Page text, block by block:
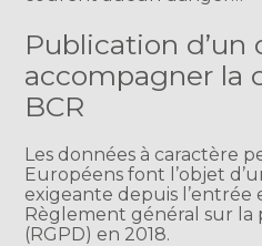
Publication d’un
accompagner la
BCR
Les données à caractère
Européens font l’objet
exigeante depuis l’entrée
Règlement général sur la
(RGPD) en 2018.